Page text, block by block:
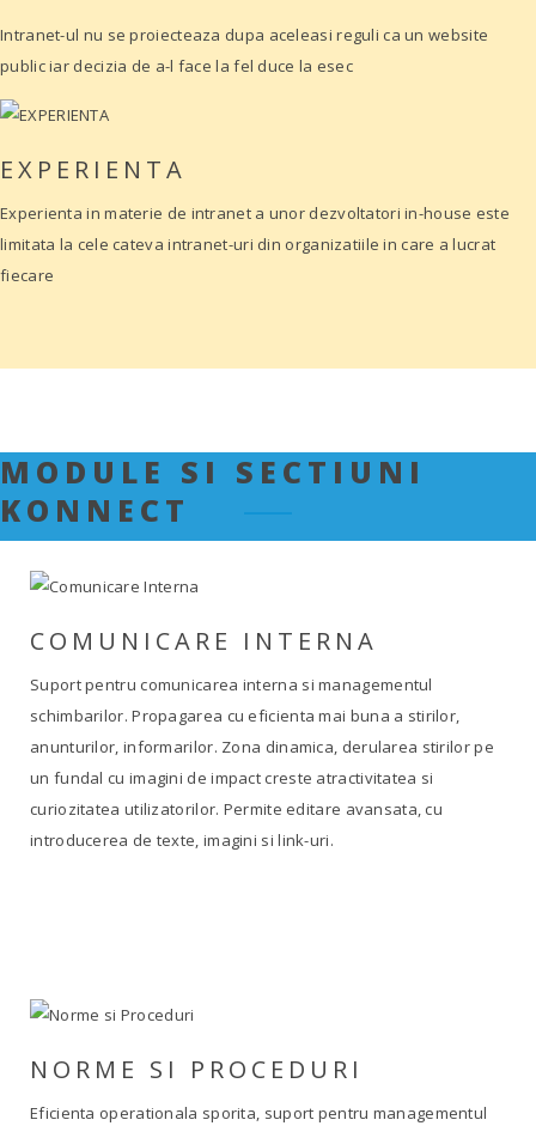
Intranet-ul nu se proiecteaza dupa aceleasi reguli ca un website
public iar decizia de a-l face la fel duce la esec
EXPERIENTA
Experienta in materie de intranet a unor dezvoltatori in-house este
limitata la cele cateva intranet-uri din organizatiile in care a lucrat
fiecare
MODULE SI SECTIUNI
KONNECT
COMUNICARE INTERNA
Suport pentru comunicarea interna si managementul
schimbarilor. Propagarea cu eficienta mai buna a stirilor,
anunturilor, informarilor. Zona dinamica, derularea stirilor pe
un fundal cu imagini de impact creste atractivitatea si
curiozitatea utilizatorilor. Permite editare avansata, cu
introducerea de texte, imagini si link-uri.
NORME SI PROCEDURI
Eficienta operationala sporita, suport pentru managementul